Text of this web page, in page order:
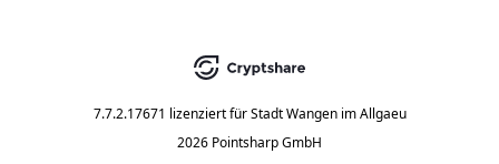
7.7.2.17671 lizenziert für Stadt Wangen im Allgaeu
2026 Pointsharp GmbH